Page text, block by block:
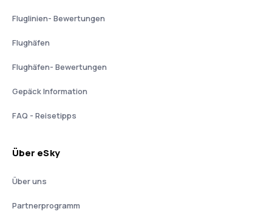
Fluglinien- Bewertungen
Flughäfen
Flughäfen- Bewertungen
Gepäck Information
FAQ - Reisetipps
Über eSky
Über uns
Partnerprogramm